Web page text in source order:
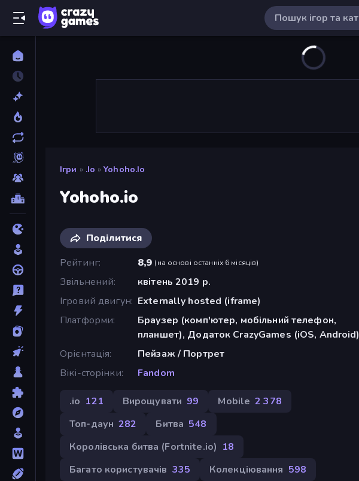
Ігри » .io » Yohoho.io
Yohoho.io
Поділитися
Рейтинг
8,9 (на основі останніх 6 місяців)
Звільнений
квітень 2019 р.
Ігровий двигун Externally hosted (iframe)
Платформи
Браузер (комп'ютер, мобільний телефон,
планшет), Додаток CrazyGames (iOS, Android)
Орієнтація
Пейзаж / Портрет
Вікі-сторінки
Fandom
.io 121 Вирощувати 99 Mobile 2 378
Топ-даун 282 Битва 548
Королівська битва (Fortnite.io) 18
Багато користувачів 335 Колекціювання 598